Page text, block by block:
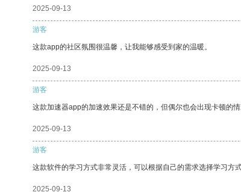
2025-09-13
游客
这款app的社区氛围很温馨，让我能够感受到家的温暖。
2025-09-13
游客
这款加速器app的加速效果还是不错的，但偶尔也会出现卡顿的情
2025-09-13
游客
这款软件的学习方式非常灵活，可以根据自己的需求选择学习方式
2025-09-13